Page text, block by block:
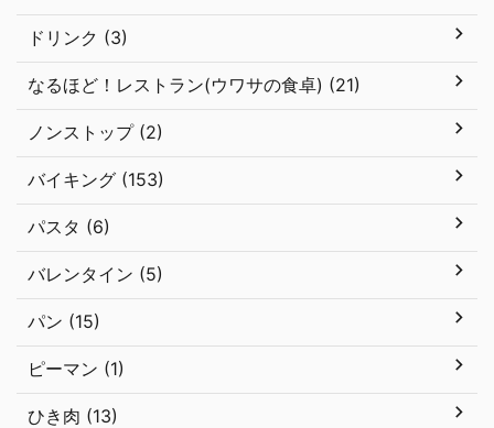
ドリンク (3)
なるほど！レストラン(ウワサの食卓) (21)
ノンストップ (2)
バイキング (153)
パスタ (6)
バレンタイン (5)
パン (15)
ピーマン (1)
ひき肉 (13)